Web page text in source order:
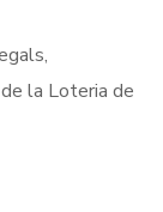
la Loteria de